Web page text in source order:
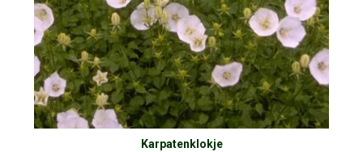
Karpatenklokje